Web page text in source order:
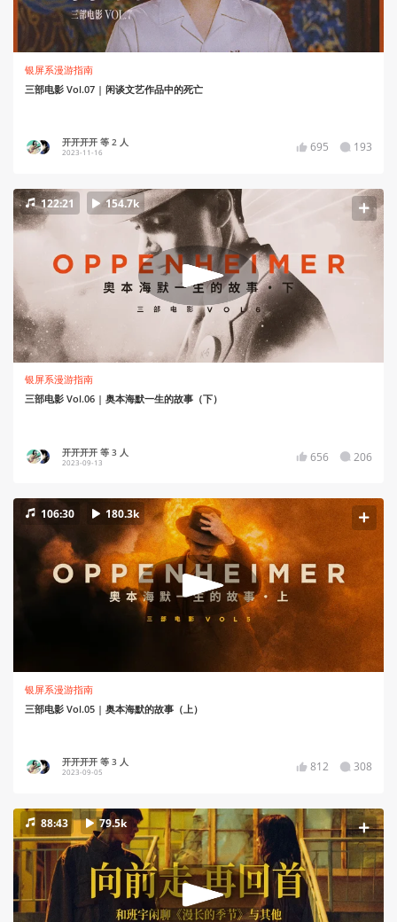
银屏系漫游指南
三部电影 Vol.07 | 闲谈文艺作品中的死亡
开开开开 等 2 人
2023-11-16 695 193
122:21 154.7k
银屏系漫游指南
三部电影 Vol.06 | 奥本海默一生的故事（下）
开开开开 等 3 人
2023-09-13 656 206
106:30 180.3k
银屏系漫游指南
三部电影 Vol.05 | 奥本海默的故事（上）
开开开开 等 3 人
2023-09-05 812 308
88:43 79.5k